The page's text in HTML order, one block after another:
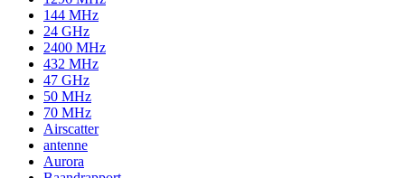
144 MHz
24 GHz
2400 MHz
432 MHz
47 GHz
50 MHz
70 MHz
Airscatter
antenne
Aurora